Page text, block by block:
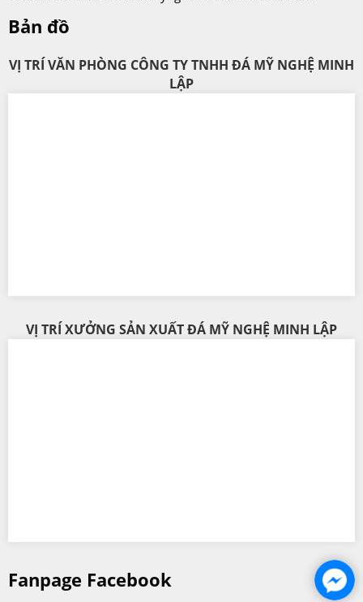
Bản đồ
VỊ TRÍ VĂN PHÒNG CÔNG TY TNHH ĐÁ MỸ NGHỆ MINH
LẬP
VỊ TRÍ XƯỞNG SẢN XUẤT ĐÁ MỸ NGHỆ MINH LẬP
Fanpage Facebook